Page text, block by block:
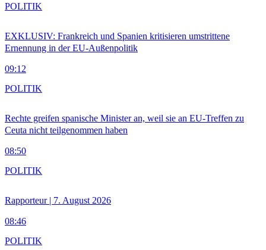
EXKLUSIV: Frankreich und Spanien kritisieren umstrittene
Ernennung in der EU-Außenpolitik
09:12
POLITIK
Rechte greifen spanische Minister an, weil sie an EU-Treffen zu
Ceuta nicht teilgenommen haben
08:50
POLITIK
Rapporteur | 7. August 2026
08:46
POLITIK
POLITIK